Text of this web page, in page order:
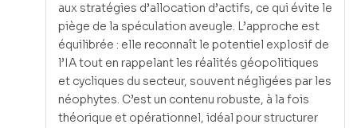
aux stratégies d’allocation d’actifs, ce qui évite le
piège de la spéculation aveugle. L’approche est
équilibrée : elle reconnaît le potentiel explosif de
l’IA tout en rappelant les réalités géopolitiques
et cycliques du secteur, souvent négligées par les
néophytes. C’est un contenu robuste, à la fois
théorique et opérationnel, idéal pour structurer